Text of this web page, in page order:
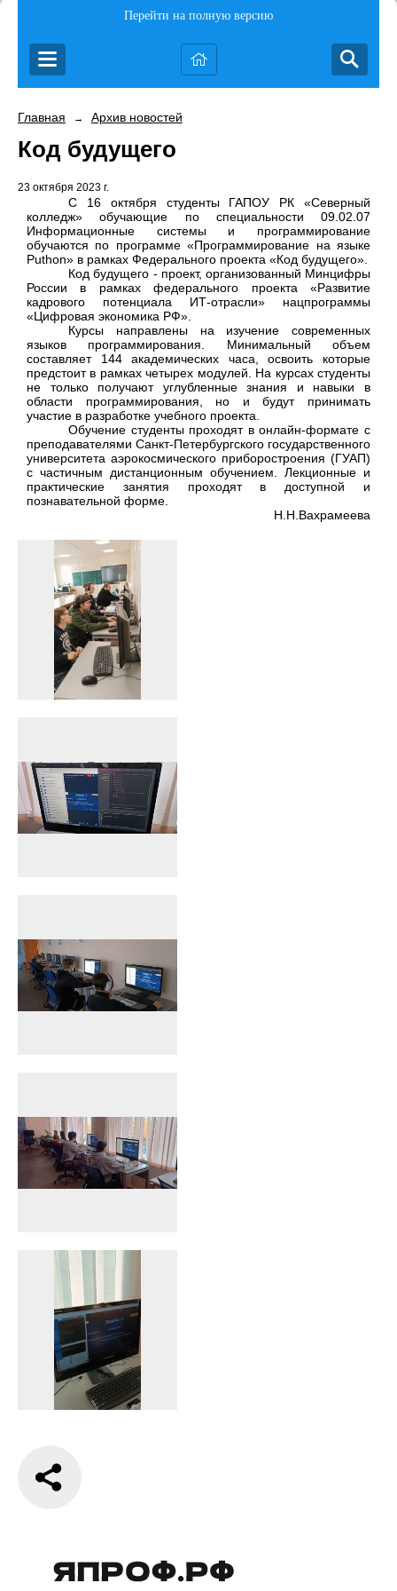
Перейти на полную версию
Главная → Архив новостей
Код будущего
23 октября 2023 г.
С 16 октября студенты ГАПОУ РК «Северный
колледж» обучающие по специальности 09.02.07
Информационные системы и программирование
обучаются по программе «Программирование на языке
Puthon» в рамках Федерального проекта «Код будущего».
Код будущего - проект, организованный Минцифры
России в рамках федерального проекта «Развитие
кадрового потенциала ИТ-отрасли» нацпрограммы
«Цифровая экономика РФ».
Курсы направлены на изучение современных
языков программирования. Минимальный объем
составляет 144 академических часа, освоить которые
предстоит в рамках четырех модулей. На курсах студенты
не только получают углубленные знания и навыки в
области программирования, но и будут принимать
участие в разработке учебного проекта.
Обучение студенты проходят в онлайн-формате с
преподавателями Санкт-Петербургского государственного
университета аэрокосмического приборостроения (ГУАП)
с частичным дистанционным обучением. Лекционные и
практические занятия проходят в доступной и
познавательной форме.
Н.Н.Вахрамеева